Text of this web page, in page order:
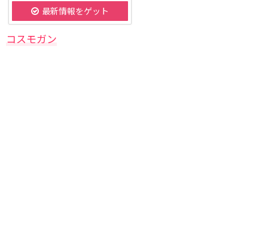
最新情報をゲット
コスモガン